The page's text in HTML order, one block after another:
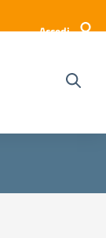
Accedi